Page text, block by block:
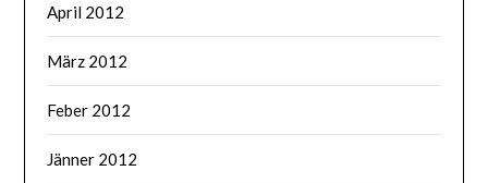
April 2012
März 2012
Feber 2012
Jänner 2012